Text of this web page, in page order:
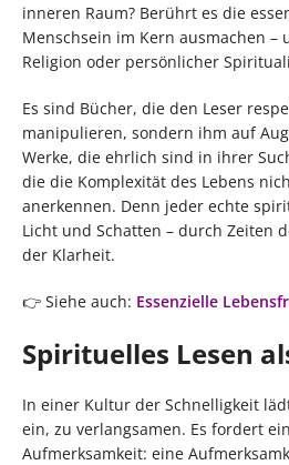
inneren Raum? Berührt es die
Menschsein im Kern ausmachen –
Religion oder persönlicher
Es sind Bücher, die den Leser
manipulieren, sondern ihm auf
Werke, die ehrlich sind in ihrer
die die Komplexität des Lebens
anerkennen. Denn jeder echte
Licht und Schatten – durch Zeiten
der Klarheit.
👉 Siehe auch: Essenzielle
Spirituelles Lesen
In einer Kultur der Schnelligkeit
ein, zu verlangsamen. Es fordert
Aufmerksamkeit: eine